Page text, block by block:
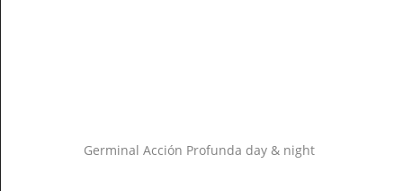
Germinal Acción Profunda day & night